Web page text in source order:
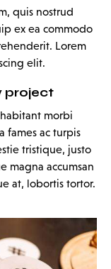
quis nostrud
ex ea commodo
Lorem
elit.
project
morbi
fames ac turpis
tristique, justo
magna accumsan
at, lobortis tortor.